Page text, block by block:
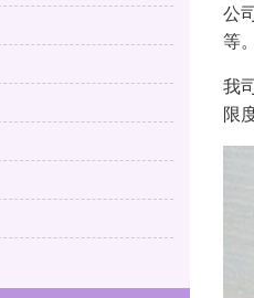
公
等
我
限